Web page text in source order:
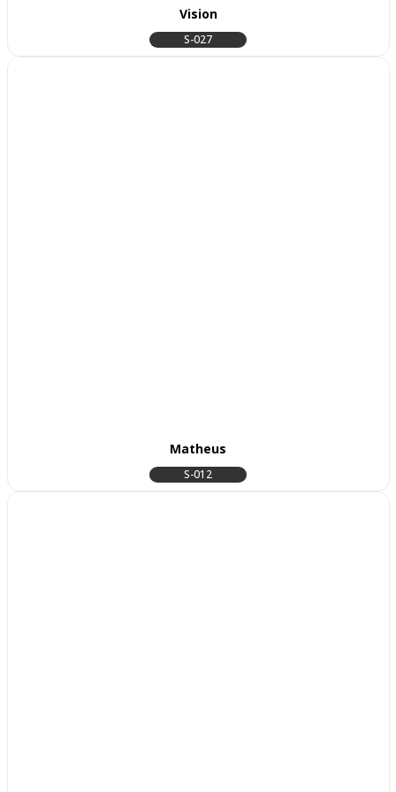
Vision
S-027
Matheus
S-012